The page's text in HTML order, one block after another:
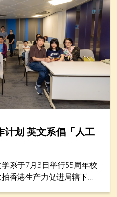
计划 英文系倡「人工
系于7月3日举行55周年校
香港生产力促进局辖下的